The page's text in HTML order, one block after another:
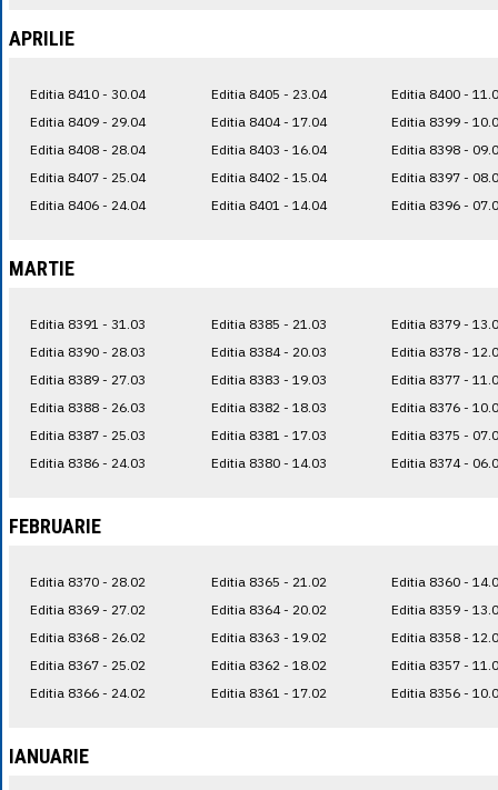
APRILIE
Editia 8410 - 30.04
Editia 8409 - 29.04
Editia 8408 - 28.04
Editia 8407 - 25.04
Editia 8406 - 24.04
Editia 8405 - 23.04
Editia 8404 - 17.04
Editia 8403 - 16.04
Editia 8402 - 15.04
Editia 8401 - 14.04
Editia 8400 -
Editia 8399 -
Editia 8398 -
Editia 8397 -
Editia 8396 -
MARTIE
Editia 8391 - 31.03
Editia 8390 - 28.03
Editia 8389 - 27.03
Editia 8388 - 26.03
Editia 8387 - 25.03
Editia 8386 - 24.03
Editia 8385 - 21.03
Editia 8384 - 20.03
Editia 8383 - 19.03
Editia 8382 - 18.03
Editia 8381 - 17.03
Editia 8380 - 14.03
Editia 8379 -
Editia 8378 -
Editia 8377 -
Editia 8376 -
Editia 8375 -
Editia 8374 -
FEBRUARIE
Editia 8370 - 28.02
Editia 8369 - 27.02
Editia 8368 - 26.02
Editia 8367 - 25.02
Editia 8366 - 24.02
Editia 8365 - 21.02
Editia 8364 - 20.02
Editia 8363 - 19.02
Editia 8362 - 18.02
Editia 8361 - 17.02
Editia 8360 -
Editia 8359 -
Editia 8358 -
Editia 8357 -
Editia 8356 -
IANUARIE